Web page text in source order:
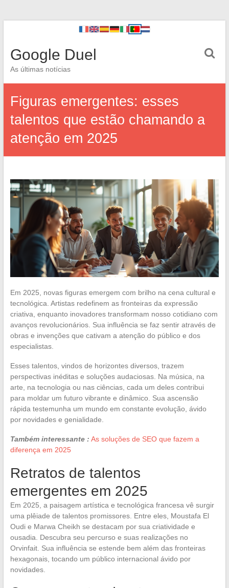
Google Duel
As últimas notícias
Figuras emergentes: esses
talentos que estão chamando a
atenção em 2025
Em 2025, novas figuras emergem com brilho na cena cultural e
tecnológica. Artistas redefinem as fronteiras da expressão
criativa, enquanto inovadores transformam nosso cotidiano com
avanços revolucionários. Sua influência se faz sentir através de
obras e invenções que cativam a atenção do público e dos
especialistas.
Esses talentos, vindos de horizontes diversos, trazem
perspectivas inéditas e soluções audaciosas. Na música, na
arte, na tecnologia ou nas ciências, cada um deles contribui
para moldar um futuro vibrante e dinâmico. Sua ascensão
rápida testemunha um mundo em constante evolução, ávido
por novidades e genialidade.
Também interessante : As soluções de SEO que fazem a
diferença em 2025
Retratos de talentos
emergentes em 2025
Em 2025, a paisagem artística e tecnológica francesa vê surgir
uma plêiade de talentos promissores. Entre eles, Moustafa El
Oudi e Marwa Cheikh se destacam por sua criatividade e
ousadia. Descubra seu percurso e suas realizações no
Orvinfait. Sua influência se estende bem além das fronteiras
hexagonais, tocando um público internacional ávido por
novidades.